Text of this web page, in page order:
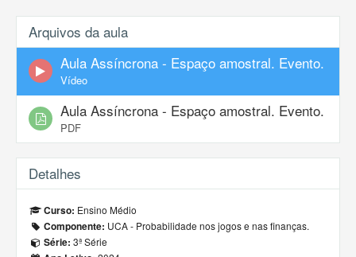
Arquivos da aula
Aula Assíncrona - Espaço amostral. Evento.
Vídeo
Aula Assíncrona - Espaço amostral. Evento.
PDF
Detalhes
Curso: Ensino Médio
Componente: UCA - Probabilidade nos jogos e nas finanças.
Série: 3ª Série